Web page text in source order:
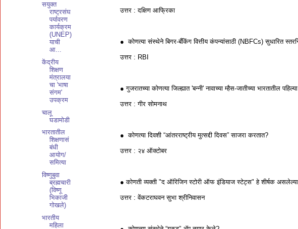
उत्तर : दक्षिण आफ्रिका
● कोणत्या संस्थेने बिगर-बँकिंग वित्तीय कंपन्यांसाठी (NBFCs) सुधारित
उत्तर : RBI
● गुजरातच्या कोणत्या जिल्ह्यात 'बन्नी' नावाच्या म्हैस-जातीच्या भारतातील
उत्तर : गीर सोमनाथ
● कोणत्या दिवशी “आंतरराष्ट्रीय मुत्सद्दी दिवस” साजरा करतात?
उत्तर : २४ ऑक्टोबर
● कोणती व्यक्ती "द ऑरिजिन स्टोरी ऑफ इंडियाज स्टेट्स" हे शीर्षक
उत्तर : वेंकटराघवन सुभा श्रीनिवासन
सयुक्त
राष्ट्रसंघ
पर्यावरण
कार्यक्रम
(UNEP)
याची
आ...
केंद्रीय
शिक्षण
मंत्रालया
चा 'भाषा
संगम'
उपक्रम
चालू
घडामोडी
भारतातील
शिक्षणासं
बंधी
आयोग/
समित्या
विष्णुबुवा
ब्रह्मचारी
(विष्णू
भिकाजी
गोखले)
भारतीय
महिला